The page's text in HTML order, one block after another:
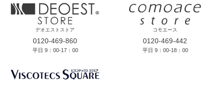
デオエストストア
0120-469-860
平日 9：00-17：00
コモエース
0120-469-442
平日 9：00-18：00